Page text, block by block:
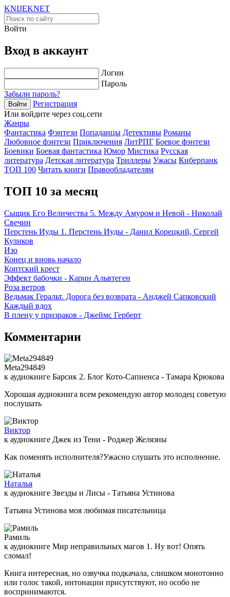
KNIJEKNET
Войти
Вход в аккаунт
Логин
Пароль
Забыли пароль?
Войти
Регистрация
Или войдите через соц.сети
Жанры
Фантастика Фэнтези Попаданцы Детективы Романы
Любовное фэнтези Приключения ЛитРПГ Боевое фэнтези
Боевики Боевая фантастика Юмор Мистика Русская
литература Детская литература Триллеры Ужасы Киберпанк
ТОП 100 Читать книги Правообладателям
ТОП 10 за месяц
Сыщик Его Величества 5. Между Амуром и Невой - Николай
Свечин
Перстень Иуды 1. Перстень Иуды - Данил Корецкий, Сергей
Куликов
Изо
Конец и вновь начало
Коптский крест
Эффект бабочки - Карин Альвтеген
Роза ветров
Ведьмак Геральт. Дорога без возврата - Анджей Сапковский
Каждый вдох
В плену у призраков - Джеймс Герберт
Комментарии
Meta294849
к аудиокниге Барсик 2. Блог Кото-Сапиенса - Тамара Крюкова
Хорошая аудиокнига всем рекомендую автор молодец советую
послушать
Виктор
к аудиокниге Джек из Тени - Роджер Желязны
Как поменять исполнителя?Ужасно слушать это исполнение.
Наталья
к аудиокниге Звезды и Лисы - Татьяна Устинова
Татьяна Устинова моя любимая писательница
Рамиль
к аудиокниге Мир неправильных магов 1. Ну вот! Опять
сломал!
Книга интересная, но озвучка подкачала, слишком монотонно
или голос такой, интонации присутствуют, но особо не
воспринимаются.